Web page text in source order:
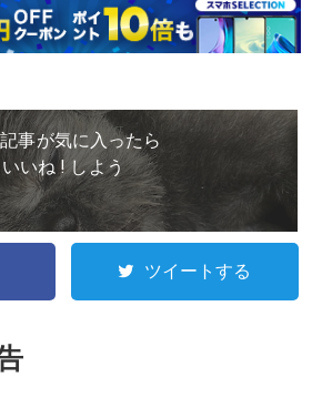
事が気に入ったら
いいね ! しよう
ツイートする